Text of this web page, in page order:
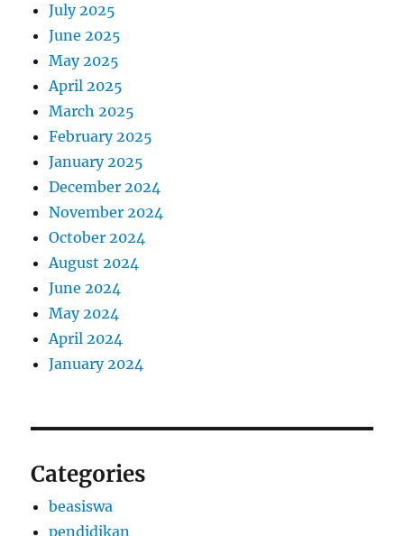
July 2025
June 2025
May 2025
April 2025
March 2025
February 2025
January 2025
December 2024
November 2024
October 2024
August 2024
June 2024
May 2024
April 2024
January 2024
Categories
beasiswa
pendidikan